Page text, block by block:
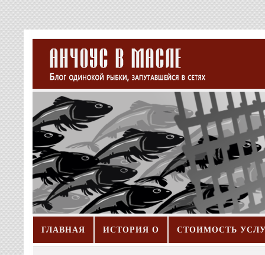
ГЛАВНАЯ ИСТОРИЯ О СТОИМОСТЬ